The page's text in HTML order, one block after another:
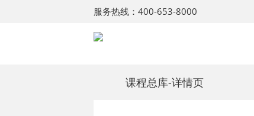
服务热线：400-653-8000
课程总库-详情页